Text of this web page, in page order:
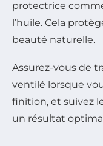
protectrice
l’huile. Cela
beauté naturelle.
Assurez-vous de
ventilé lorsque
finition, et suivez
un résultat